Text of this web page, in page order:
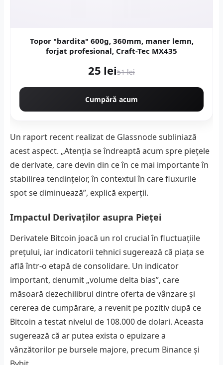
Topor "bardita" 600g, 360mm, maner lemn,
forjat profesional, Craft-Tec MX435
25 lei51 lei
Cumpără acum
Un raport recent realizat de Glassnode subliniază
acest aspect. „Atenția se îndreaptă acum spre piețele
de derivate, care devin din ce în ce mai importante în
stabilirea tendințelor, în contextul în care fluxurile
spot se diminuează”, explică experții.
Impactul Derivaților asupra Pieței
Derivatele Bitcoin joacă un rol crucial în fluctuațiile
prețului, iar indicatorii tehnici sugerează că piața se
află într-o etapă de consolidare. Un indicator
important, denumit „volume delta bias”, care
măsoară dezechilibrul dintre oferta de vânzare și
cererea de cumpărare, a revenit pe pozitiv după ce
Bitcoin a testat nivelul de 108.000 de dolari. Aceasta
sugerează că ar putea exista o epuizare a
vânzătorilor pe bursele majore, precum Binance și